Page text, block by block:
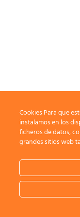
Cookies Para que
instalamos en los
ficheros de datos,
grandes sitios web